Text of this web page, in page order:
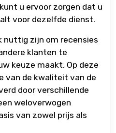
u ervoor zorgen dat u
voor dezelfde dienst.
nuttig zijn om recensies
klanten te
keuze maakt. Op deze
van de kwaliteit van de
door verschillende
weloverwogen
van zowel prijs als